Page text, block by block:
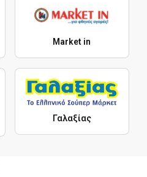
Market in
Γαλαξίας